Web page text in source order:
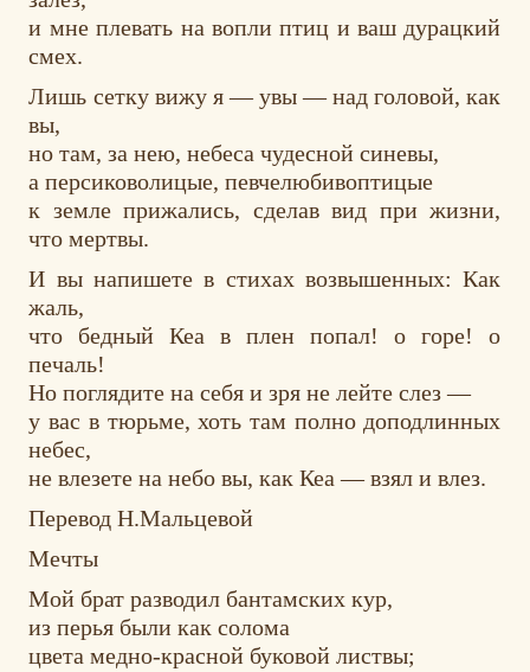
и мне плевать на вопли птиц и ваш дурацкий
смех.
Лишь сетку вижу я — увы — над головой, как
вы,
но там, за нею, небеса чудесной синевы,
а персиковолицые, певчелюбивоптицые
к земле прижались, сделав вид при жизни,
что мертвы.
И вы напишете в стихах возвышенных: Как
жаль,
что бедный Кеа в плен попал! о горе! о
печаль!
Но поглядите на себя и зря не лейте слез —
у вас в тюрьме, хоть там полно доподлинных
небес,
не влезете на небо вы, как Кеа — взял и влез.
Перевод Н.Мальцевой
Мечты
Мой брат разводил бантамских кур,
из перья были как солома
цвета медно-красной буковой листвы;